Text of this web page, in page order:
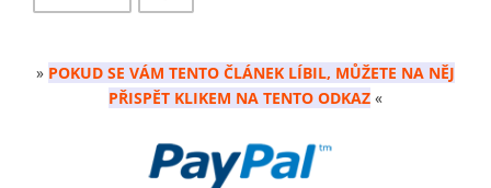
» POKUD SE VÁM TENTO ČLÁNEK LÍBIL, MŮŽETE NA NĚJ
PŘISPĚT KLIKEM NA TENTO ODKAZ «